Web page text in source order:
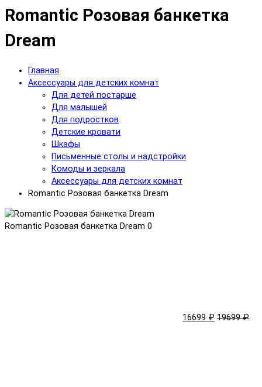
Romantic Розовая банкетка
Dream
Главная
Аксессуары для детских комнат
Для детей постарше
Для малышей
Для подростков
Детские кровати
Шкафы
Письменные столы и надстройки
Комоды и зеркала
Аксессуары для детских комнат
Romantic Розовая банкетка Dream
Romantic Розовая банкетка Dream 0
16699 ₽ 19699 ₽